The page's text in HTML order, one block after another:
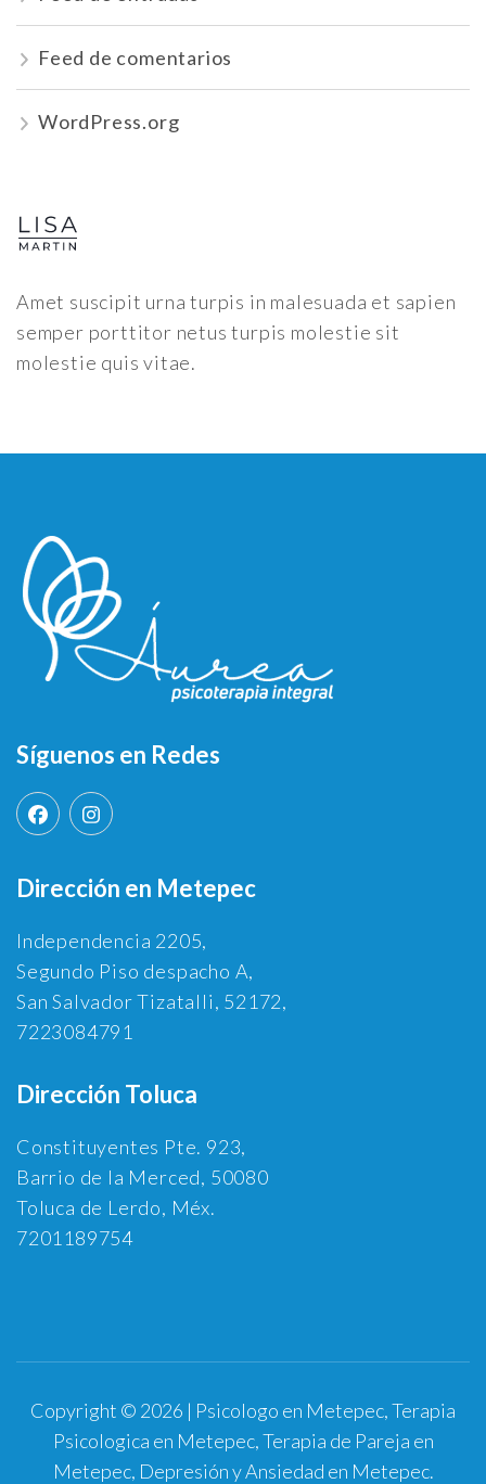
Feed de comentarios
WordPress.org
Amet suscipit urna turpis in malesuada et sapien
semper porttitor netus turpis molestie sit
molestie quis vitae.
Síguenos en Redes
Dirección en Metepec
Independencia 2205,
Segundo Piso despacho A,
San Salvador Tizatalli, 52172,
7223084791
Dirección Toluca
Constituyentes Pte. 923,
Barrio de la Merced, 50080
Toluca de Lerdo, Méx.
7201189754
Copyright © 2026 | Psicologo en Metepec, Terapia
Psicologica en Metepec, Terapia de Pareja en
Metepec, Depresión y Ansiedad en Metepec.